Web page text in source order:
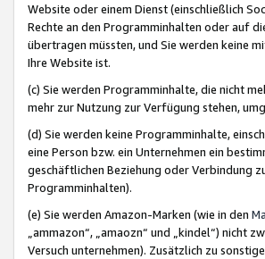
Website oder einem Dienst (einschließlich
Rechte an den Programminhalten oder auf
übertragen müssten, und Sie werden keine
Ihre Website ist.
(c) Sie werden Programminhalte, die nicht
mehr zur Nutzung zur Verfügung stehen,
(d) Sie werden keine Programminhalte,
eine Person bzw. ein Unternehmen ein
geschäftlichen Beziehung oder Verbindung
Programminhalten).
(e) Sie werden Amazon-Marken (wie in den
„ammazon“, „amaozn“ und „kindel“) nicht
Versuch unternehmen). Zusätzlich zu